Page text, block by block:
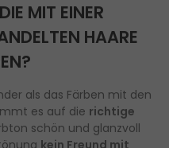
MIT EINER
HAARE
als das Färben mit den
es auf die richtige
schön und glanzvoll
kein Freund mit